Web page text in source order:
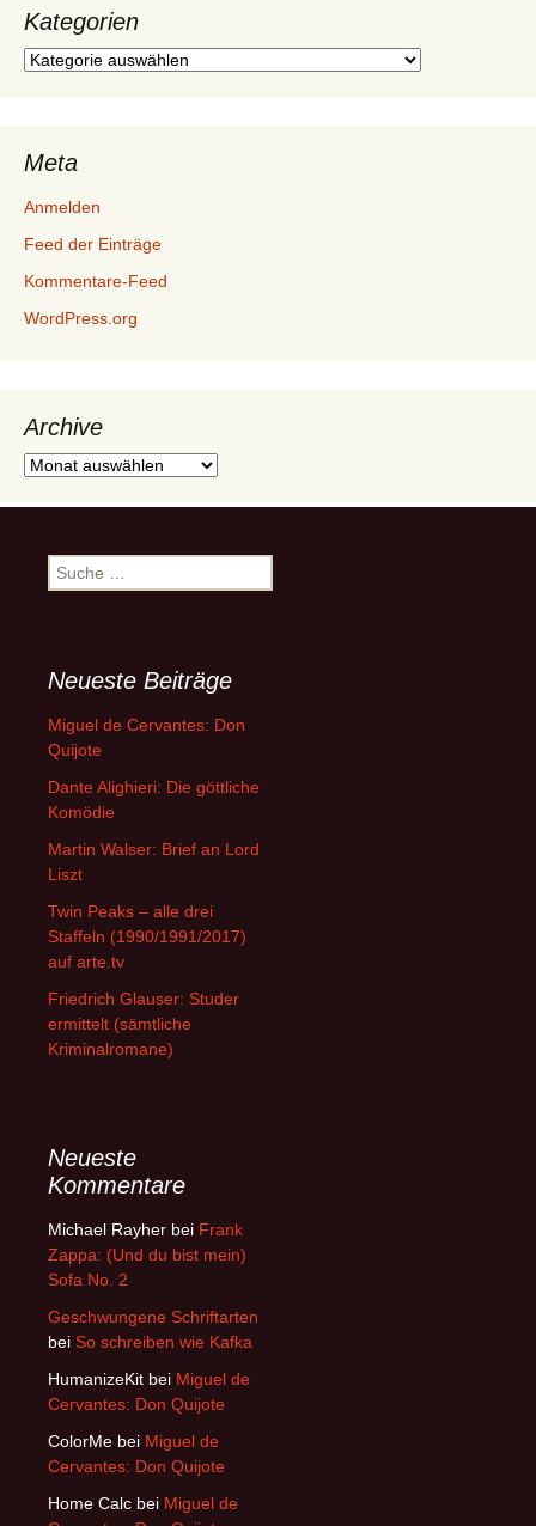
Kategorien
Kategorien
Meta
Anmelden
Feed der Einträge
Kommentare-Feed
WordPress.org
Archive
Archive
Suche
nach:
Neueste Beiträge
Miguel de Cervantes: Don
Quijote
Dante Alighieri: Die göttliche
Komödie
Martin Walser: Brief an Lord
Liszt
Twin Peaks – alle drei
Staffeln (1990/1991/2017)
auf arte.tv
Friedrich Glauser: Studer
ermittelt (sämtliche
Kriminalromane)
Neueste
Kommentare
Michael Rayher bei Frank
Zappa: (Und du bist mein)
Sofa No. 2
Geschwungene Schriftarten
bei So schreiben wie Kafka
HumanizeKit bei Miguel de
Cervantes: Don Quijote
ColorMe bei Miguel de
Cervantes: Don Quijote
Home Calc bei Miguel de